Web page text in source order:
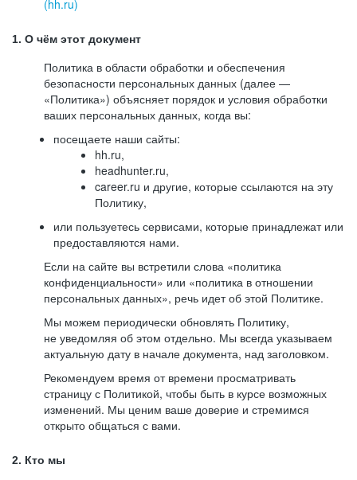
(hh.ru)
1. О чём этот документ
Политика в области обработки и обеспечения
безопасности персональных данных (далее —
«Политика») объясняет порядок и условия обработки
ваших персональных данных, когда вы:
посещаете наши сайты:
hh.ru,
headhunter.ru,
career.ru и другие, которые ссылаются на эту
Политику,
или пользуетесь сервисами, которые принадлежат или
предоставляются нами.
Если на сайте вы встретили слова «политика
конфиденциальности» или «политика в отношении
персональных данных», речь идет об этой Политике.
Мы можем периодически обновлять Политику,
не уведомляя об этом отдельно. Мы всегда указываем
актуальную дату в начале документа, над заголовком.
Рекомендуем время от времени просматривать
страницу с Политикой, чтобы быть в курсе возможных
изменений. Мы ценим ваше доверие и стремимся
открыто общаться с вами.
2. Кто мы